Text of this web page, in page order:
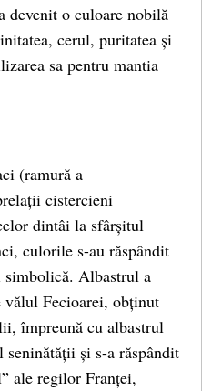
devenit o culoare nobilă
cerul, puritatea și
sa pentru mantia
(ramură a
cistercieni
dintâi la sfârșitul
culorile s-au răspândit
Albastrul a
vălul Fecioarei, obținut
împreună cu albastrul
și s-a răspândit
ale regilor Franței,